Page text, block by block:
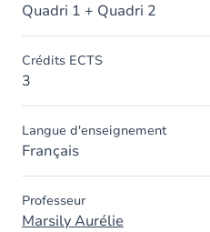
Quadri 1 + Quadri 2
Crédits ECTS
3
Langue d'enseignement
Français
Professeur
Marsily Aurélie